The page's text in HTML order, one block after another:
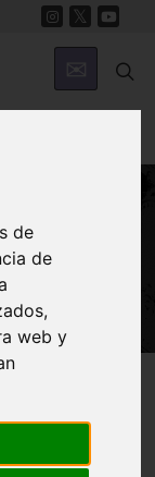
de
de
web y
la ciudad